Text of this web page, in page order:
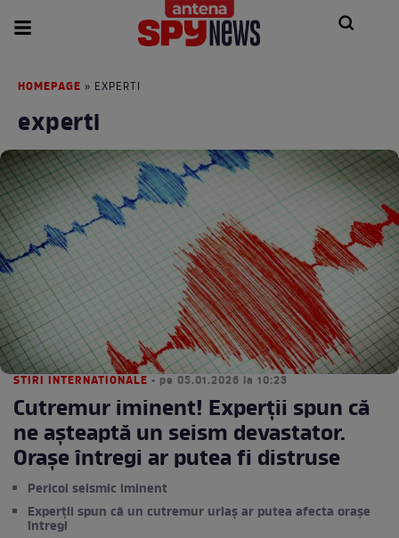
HOMEPAGE » EXPERTI
experti
STIRI INTERNATIONALE • pe 05.01.2026 la 10:23
Cutremur iminent! Experții spun că
ne așteaptă un seism devastator.
Orașe întregi ar putea fi distruse
Pericol seismic iminent
Experții spun că un cutremur uriaș ar putea afecta orașe
întregi